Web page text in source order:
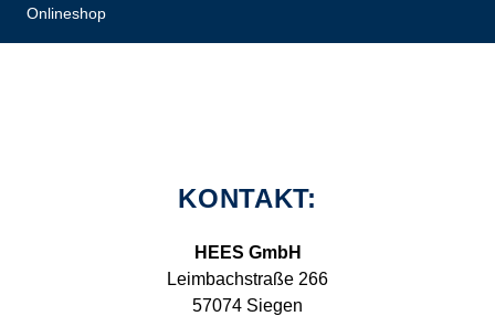
Onlineshop
KONTAKT:
HEES GmbH
Leimbachstraße 266
57074 Siegen